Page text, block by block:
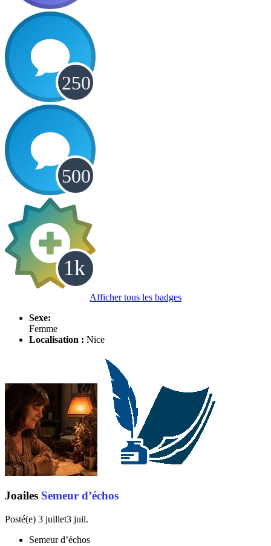
Afficher tous les badges
Sexe:
Femme
Localisation : Nice
Joailes Semeur d’échos
Posté(e) 3 juillet3 juil.
Semeur d’échos